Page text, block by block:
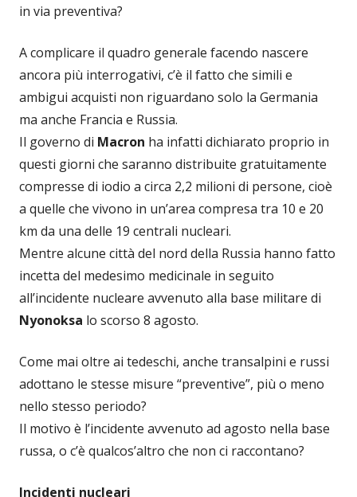
in via preventiva?
A complicare il quadro generale facendo nascere
ancora più interrogativi, c’è il fatto che simili e
ambigui acquisti non riguardano solo la Germania
ma anche Francia e Russia.
Il governo di Macron ha infatti dichiarato proprio in
questi giorni che saranno distribuite gratuitamente
compresse di iodio a circa 2,2 milioni di persone, cioè
a quelle che vivono in un’area compresa tra 10 e 20
km da una delle 19 centrali nucleari.
Mentre alcune città del nord della Russia hanno fatto
incetta del medesimo medicinale in seguito
all’incidente nucleare avvenuto alla base militare di
Nyonoksa lo scorso 8 agosto.
Come mai oltre ai tedeschi, anche transalpini e russi
adottano le stesse misure “preventive”, più o meno
nello stesso periodo?
Il motivo è l’incidente avvenuto ad agosto nella base
russa, o c’è qualcos’altro che non ci raccontano?
Incidenti nucleari